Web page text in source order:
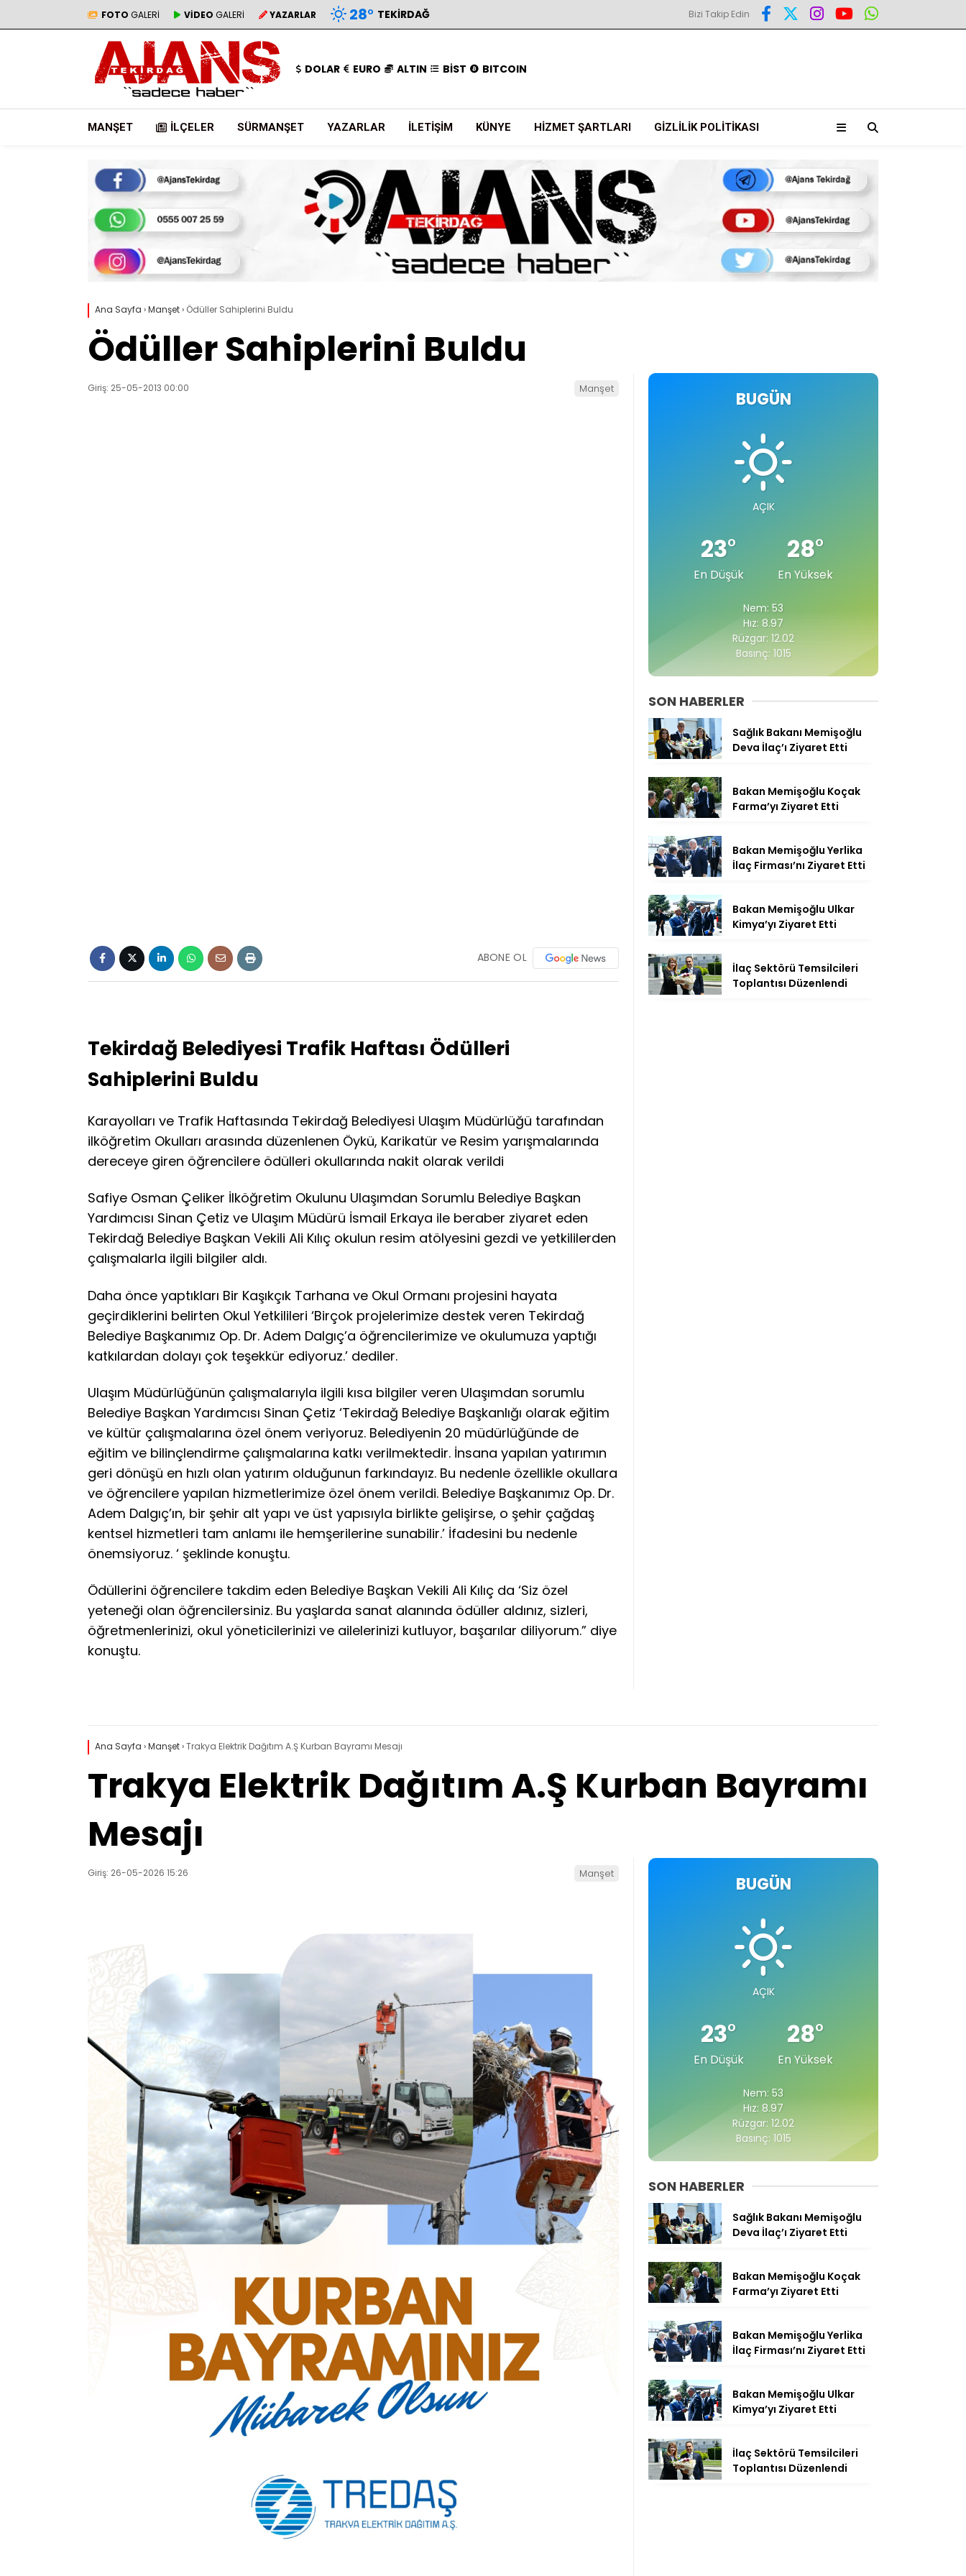
FOTO GALERİ VİDEO GALERİ YAZARLAR 28° TEKIRDAĞ Bizi Takip Edin
DOLAR EURO ALTIN BİST BITCOIN
MANŞET İLÇELER SÜRMANŞET YAZARLAR İLETIŞIM KÜNYE HIZMET ŞARTLARI GIZLILIK POLITIKASI
Ana Sayfa ›Manşet› Ödüller Sahiplerini Buldu
Ödüller Sahiplerini Buldu
Giriş: 25-05-2013 00:00 Manşet
ABONE OL
Tekirdağ Belediyesi Trafik Haftası Ödülleri
Sahiplerini Buldu
Karayolları ve Trafik Haftasında Tekirdağ Belediyesi Ulaşım Müdürlüğü tarafından
ilköğretim Okulları arasında düzenlenen Öykü, Karikatür ve Resim yarışmalarında
dereceye giren öğrencilere ödülleri okullarında nakit olarak verildi
Safiye Osman Çeliker İlköğretim Okulunu Ulaşımdan Sorumlu Belediye Başkan
Yardımcısı Sinan Çetiz ve Ulaşım Müdürü İsmail Erkaya ile beraber ziyaret eden
Tekirdağ Belediye Başkan Vekili Ali Kılıç okulun resim atölyesini gezdi ve yetkililerden
çalışmalarla ilgili bilgiler aldı.
Daha önce yaptıkları Bir Kaşıkçık Tarhana ve Okul Ormanı projesini hayata
geçirdiklerini belirten Okul Yetkilileri ‘Birçok projelerimize destek veren Tekirdağ
Belediye Başkanımız Op. Dr. Adem Dalgıç’a öğrencilerimize ve okulumuza yaptığı
katkılardan dolayı çok teşekkür ediyoruz.’ dediler.
Ulaşım Müdürlüğünün çalışmalarıyla ilgili kısa bilgiler veren Ulaşımdan sorumlu
Belediye Başkan Yardımcısı Sinan Çetiz ‘Tekirdağ Belediye Başkanlığı olarak eğitim
ve kültür çalışmalarına özel önem veriyoruz. Belediyenin 20 müdürlüğünde de
eğitim ve bilinçlendirme çalışmalarına katkı verilmektedir. İnsana yapılan yatırımın
geri dönüşü en hızlı olan yatırım olduğunun farkındayız. Bu nedenle özellikle okullara
ve öğrencilere yapılan hizmetlerimize özel önem verildi. Belediye Başkanımız Op. Dr.
Adem Dalgıç’ın, bir şehir alt yapı ve üst yapısıyla birlikte gelişirse, o şehir çağdaş
kentsel hizmetleri tam anlamı ile hemşerilerine sunabilir.’ İfadesini bu nedenle
önemsiyoruz. ‘ şeklinde konuştu.
Ödüllerini öğrencilere takdim eden Belediye Başkan Vekili Ali Kılıç da ‘Siz özel
yeteneği olan öğrencilersiniz. Bu yaşlarda sanat alanında ödüller aldınız, sizleri,
öğretmenlerinizi, okul yöneticilerinizi ve ailelerinizi kutluyor, başarılar diliyorum.” diye
konuştu.
BUGÜN
AÇIK
23°
En Düşük
28°
En Yüksek
Nem: 53
Hız: 8.97
Rüzgar: 12.02
Basınç: 1015
SON HABERLER
Sağlık Bakanı Memişoğlu
Deva İlaç’ı Ziyaret Etti
Bakan Memişoğlu Koçak
Farma’yı Ziyaret Etti
Bakan Memişoğlu Yerlika
İlaç Firması’nı Ziyaret Etti
Bakan Memişoğlu Ulkar
Kimya’yı Ziyaret Etti
İlaç Sektörü Temsilcileri
Toplantısı Düzenlendi
Ana Sayfa ›Manşet›Trakya Elektrik Dağıtım A.Ş Kurban Bayramı Mesajı
Trakya Elektrik Dağıtım A.Ş Kurban Bayramı
Mesajı
Giriş: 26-05-2026 15:26 Manşet BUGÜN
AÇIK
23°
En Düşük
28°
En Yüksek
Nem: 53
Hız: 8.97
Rüzgar: 12.02
Basınç: 1015
SON HABERLER
Sağlık Bakanı Memişoğlu
Deva İlaç’ı Ziyaret Etti
Bakan Memişoğlu Koçak
Farma’yı Ziyaret Etti
Bakan Memişoğlu Yerlika
İlaç Firması’nı Ziyaret Etti
Bakan Memişoğlu Ulkar
Kimya’yı Ziyaret Etti
İlaç Sektörü Temsilcileri
Toplantısı Düzenlendi